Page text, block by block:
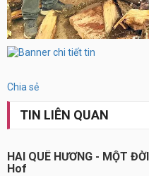
Chia sẻ
TIN LIÊN QUAN
HAI QUÊ HƯƠNG - MỘT
Hof